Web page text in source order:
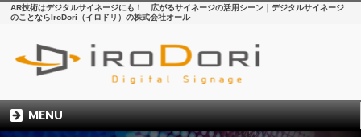
AR技術はデジタルサイネージにも！ 広がるサイネージの活用シーン｜デジタルサイネージ
のことならIroDori（イロドリ）の株式会社オール
MENU